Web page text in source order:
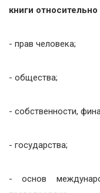
книги
- прав человека;
- общества;
- собственности,
- государства;
- основ